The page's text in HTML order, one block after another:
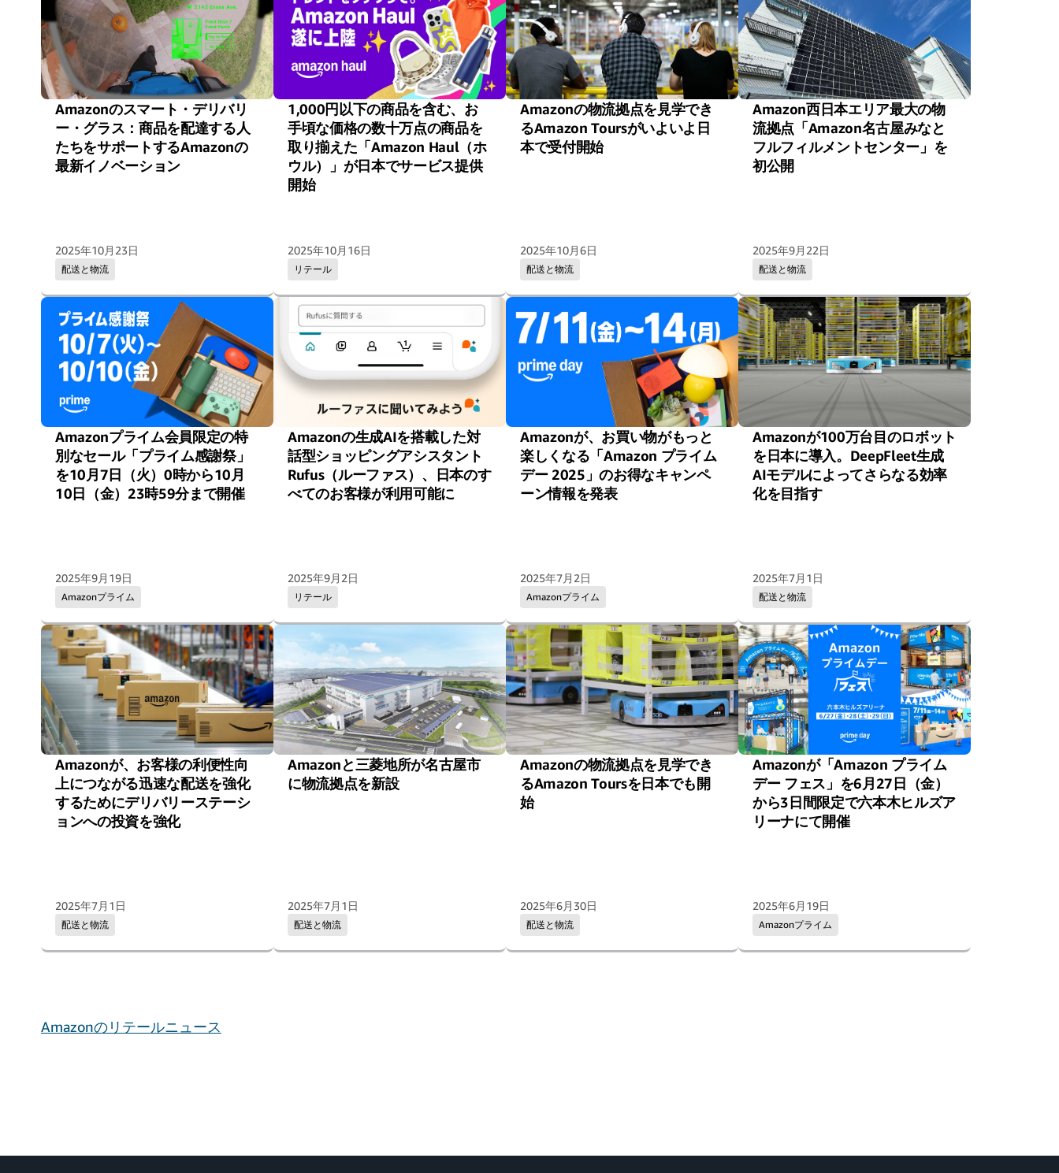
Amazonのスマート・デリバリ
ー・グラス：商品を配達する人
たちをサポートするAmazonの
最新イノベーション
配送と物流
2025年10月23日
1,000円以下の商品を含む、お
手頃な価格の数十万点の商品を
取り揃えた「Amazon Haul（ホ
ウル）」が日本でサービス提供
開始
リテール
2025年10月16日
Amazonの物流拠点を見学でき
るAmazon Toursがいよいよ日
本で受付開始
配送と物流
2025年10月6日
Amazon西日本エリア最大の物
流拠点「Amazon名古屋みなと
フルフィルメントセンター」を
初公開
配送と物流
2025年9月22日
Amazonプライム会員限定の特
別なセール「プライム感謝祭」
を10月7日（火）0時から10月
10日（金）23時59分まで開催
Amazonプライム
2025年9月19日
Amazonの生成AIを搭載した対
話型ショッピングアシスタント
Rufus（ルーファス）、日本のす
べてのお客様が利用可能に
リテール
2025年9月2日
Amazonが、お買い物がもっと
楽しくなる「Amazon プライム
デー 2025」のお得なキャンペ
ーン情報を発表
Amazonプライム
2025年7月2日
Amazonが100万台目のロボット
を日本に導入。DeepFleet生成
AIモデルによってさらなる効率
化を目指す
配送と物流
2025年7月1日
Amazonが、お客様の利便性向
上につながる迅速な配送を強化
するためにデリバリーステーシ
ョンへの投資を強化
配送と物流
2025年7月1日
Amazonと三菱地所が名古屋市
に物流拠点を新設
配送と物流
2025年7月1日
Amazonの物流拠点を見学でき
るAmazon Toursを日本でも開
始
配送と物流
2025年6月30日
Amazonが「Amazon プライム
デー フェス」を6月27日（金）
から3日間限定で六本木ヒルズア
リーナにて開催
Amazonプライム
2025年6月19日
Amazonのリテールニュース